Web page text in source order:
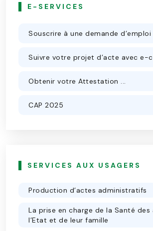
E-SERVICES
Souscrire à une demande d’emploi
Suivre votre projet d’acte avec e-
Obtenir votre Attestation ...
CAP 2025
SERVICES AUX USAGERS
Production d’actes administratifs
La prise en charge de la Santé des
l’Etat et de leur famille